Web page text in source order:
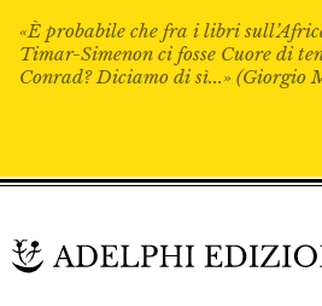
«È probabile che fra i libri
Timar-Simenon ci fosse Cuore di
Conrad? Diciamo di sì...» (Giorgio